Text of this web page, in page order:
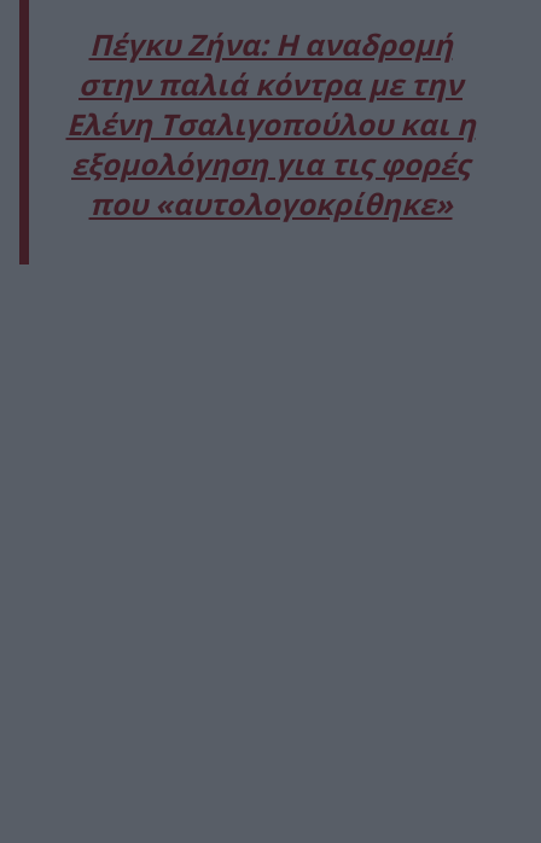
Πέγκυ Ζήνα: Η αναδρομή
στην παλιά κόντρα με την
Ελένη Τσαλιγοπούλου και η
εξομολόγηση για τις φορές
που «αυτολογοκρίθηκε»